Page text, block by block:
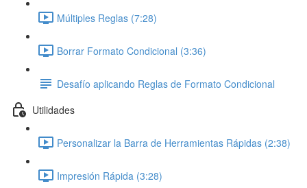
Múltiples Reglas (7:28)
Borrar Formato Condicional (3:36)
Desafío aplicando Reglas de Formato Condicional
Utilidades
Personalizar la Barra de Herramientas Rápidas (2:38)
Impresión Rápida (3:28)